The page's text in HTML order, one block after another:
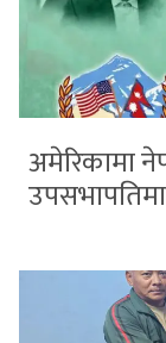
अमेरिकामा